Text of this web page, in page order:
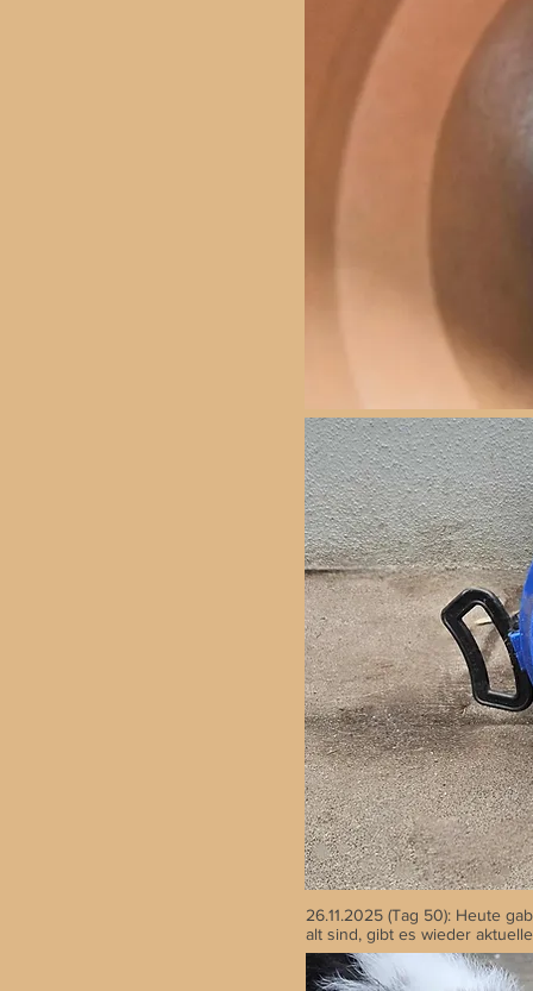
26.11.2025 (Tag 50): Heute
alt sind, gibt es wieder